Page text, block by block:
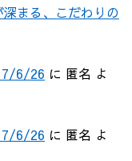
まる、こだわりの
6/26 に 匿名 よ
6/26 に 匿名 よ